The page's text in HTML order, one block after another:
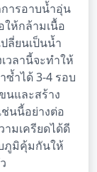
ารอาบน้ำอุ่น
ห้กล้ามเนื้อ
ลี่ยนเป็นน้ำ
วลานี้จะทำให้
ซ้ำได้ 3-4 รอบ
นและสร้าง
นนี้อย่างต่อ
ามเครียดได้ดี
ภูมิคุ้มกันให้